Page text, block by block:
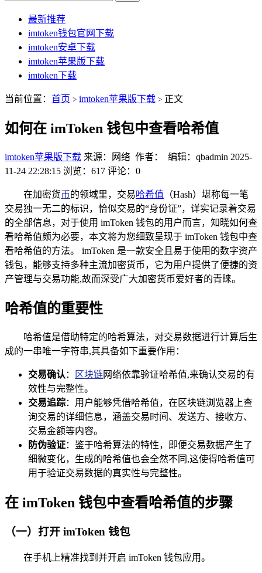
最新推荐
imtoken钱包官网下载
imtoken安卓下载
imtoken苹果版下载
imtoken下载
当前位置： 首页 > imtoken苹果版下载 > 正文
如何在 imToken 钱包中查看哈希值
imtoken苹果版下载 来源：网络 作者： 编辑：qbadmin 2025-
11-24 22:28:15 浏览：617 评论：0
在加密货币的领域里，交易哈希值 （Hash）堪称每一笔
交易独一无二的标识，恰似交易的“身份证”，详实记录着交易
的全部信息，对于使用 imToken 钱包的用户而言，知晓如何查
看哈希值颇为必要，本文将为您细致呈现于 imToken 钱包中查
看哈希值的方法。 imToken 是一款安全且易于使用的数字资产
钱包，能够支持多种主流加密货币，它为用户提供了便捷的资
产管理与交易功能,故而深受广大加密货币爱好者的青睐。
哈希值的重要性
哈希值是借助特定的哈希算法，对交易数据进行计算后生
成的一串唯一字符串,其具备如下重要作用：
交易确认 ： 区块链网络依靠验证哈希值,来确认交易的有
效性与完整性。
交易追踪：用户能够凭借哈希值，在区块链浏览器上查
询交易的详细信息，涵盖交易时间、发送方、接收方、
交易金额等内容。
防伪验证：鉴于哈希算法的特性，即便交易数据产生了
细微变化，生成的哈希值也会全然不同,这使得哈希值可
用于验证交易数据的真实性与完整性。
在 imToken 钱包中查看哈希值的步骤
（一）打开 imToken 钱包
在手机上精准找到并开启 imToken 钱包应用。